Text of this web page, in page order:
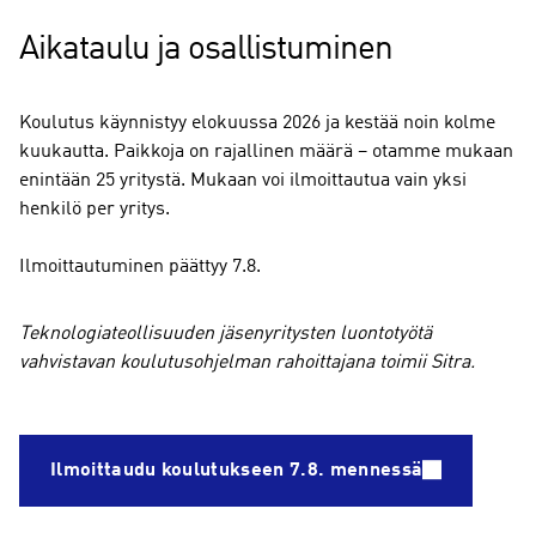
Aikataulu ja osallistuminen
Koulutus käynnistyy elokuussa 2026 ja kestää noin kolme
kuukautta. Paikkoja on rajallinen määrä – otamme mukaan
enintään 25 yritystä. Mukaan voi ilmoittautua vain yksi
henkilö per yritys.
Ilmoittautuminen päättyy 7.8.
Teknologiateollisuuden jäsenyritysten luontotyötä
vahvistavan koulutusohjelman rahoittajana toimii Sitra.
Ilmoittaudu koulutukseen 7.8. mennessä